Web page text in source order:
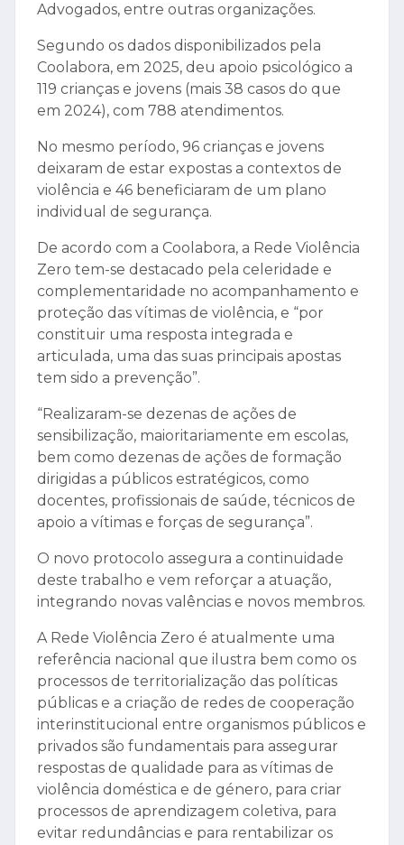
Advogados, entre outras organizações.
Segundo os dados disponibilizados pela
Coolabora, em 2025, deu apoio psicológico a
119 crianças e jovens (mais 38 casos do que
em 2024), com 788 atendimentos.
No mesmo período, 96 crianças e jovens
deixaram de estar expostas a contextos de
violência e 46 beneficiaram de um plano
individual de segurança.
De acordo com a Coolabora, a Rede Violência
Zero tem-se destacado pela celeridade e
complementaridade no acompanhamento e
proteção das vítimas de violência, e “por
constituir uma resposta integrada e
articulada, uma das suas principais apostas
tem sido a prevenção”.
“Realizaram-se dezenas de ações de
sensibilização, maioritariamente em escolas,
bem como dezenas de ações de formação
dirigidas a públicos estratégicos, como
docentes, profissionais de saúde, técnicos de
apoio a vítimas e forças de segurança”.
O novo protocolo assegura a continuidade
deste trabalho e vem reforçar a atuação,
integrando novas valências e novos membros.
A Rede Violência Zero é atualmente uma
referência nacional que ilustra bem como os
processos de territorialização das políticas
públicas e a criação de redes de cooperação
interinstitucional entre organismos públicos e
privados são fundamentais para assegurar
respostas de qualidade para as vítimas de
violência doméstica e de género, para criar
processos de aprendizagem coletiva, para
evitar redundâncias e para rentabilizar os